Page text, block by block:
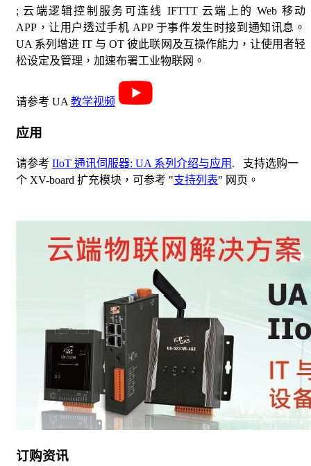
; 云端逻辑控制服务可连线 IFTTT 云端上的 Web 移动
APP，让用户透过手机 APP 于事件发生时接到通知讯息。
UA 系列增进 IT 与 OT 彼此联网及互操作能力，让使用者轻
松设定及管理，加速布署工业物联网。
请参考 UA 教学视频
应用
请参考 IIoT 通讯伺服器: UA 系列介绍与应用 . 支持选购一
个 XV-board 扩充模块，可参考 "支持列表" 网页。
订购资讯